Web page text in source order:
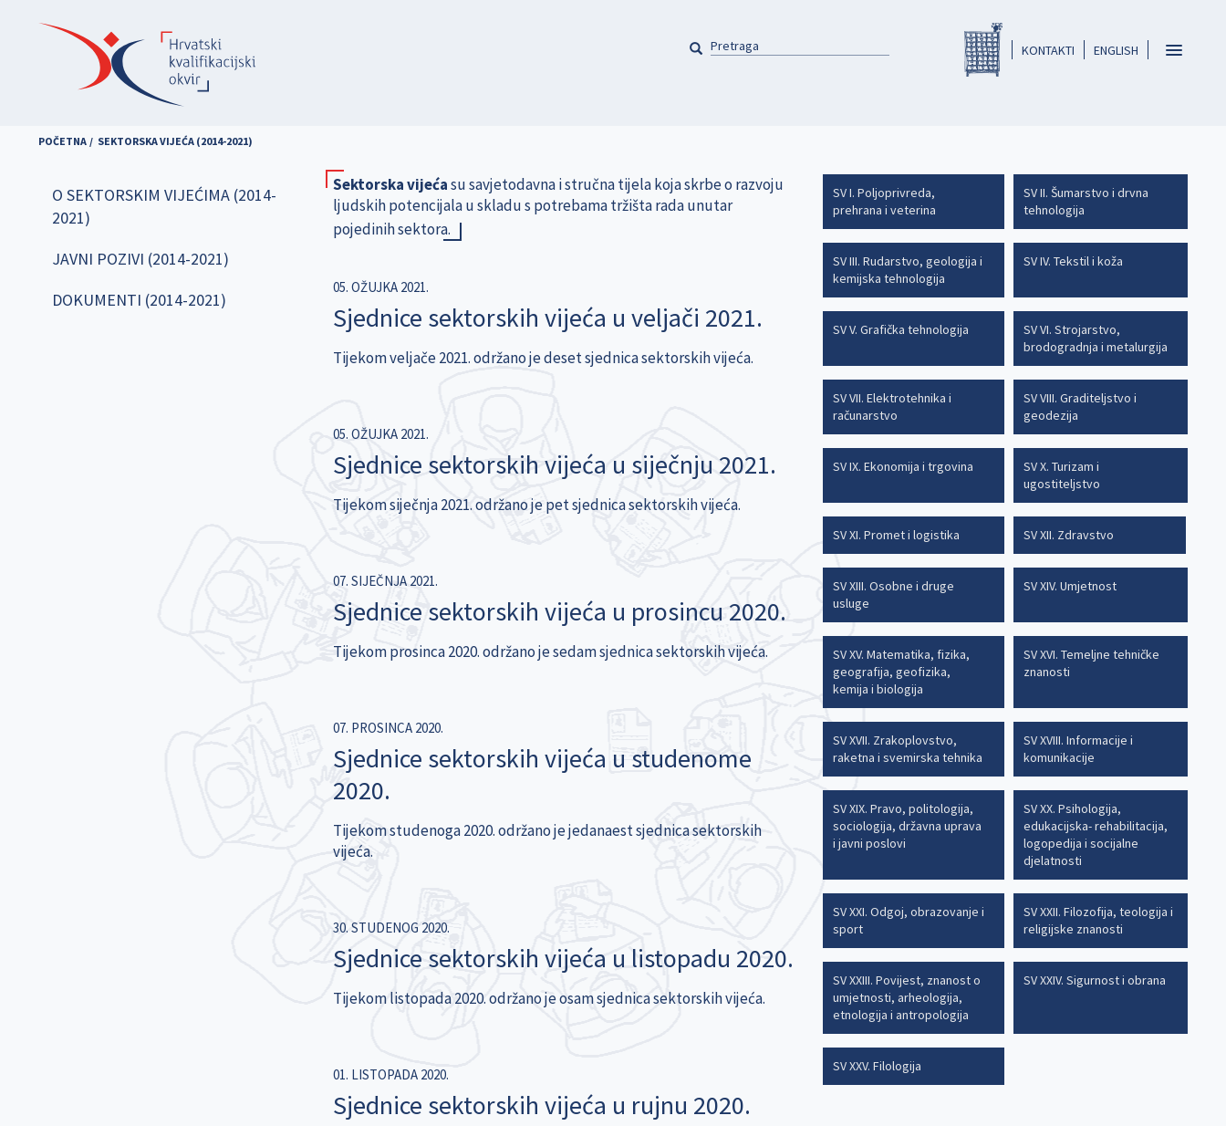
ENGLISH
headerKONTAKTI
PRETRAGA
Toggle
POČETNA SEKTORSKA VIJEĆA (2014-2021)
O SEKTORSKIM VIJEĆIMA (2014-
2021)
JAVNI POZIVI (2014-2021)
DOKUMENTI (2014-2021)
Sektorska vijećasu savjetodavna i stručna tijela koja skrbe o razvoju
ljudskih potencijala u skladu s potrebama tržišta rada unutar
pojedinih sektora.
05. OŽUJKA 2021.
Sjednice sektorskih vijeća u veljači 2021.
Tijekom veljače 2021. održano je deset sjednica sektorskih vijeća.
05. OŽUJKA 2021.
Sjednice sektorskih vijeća u siječnju 2021.
Tijekom siječnja 2021. održano je pet sjednica sektorskih vijeća.
07. SIJEČNJA 2021.
Sjednice sektorskih vijeća u prosincu 2020.
Tijekom prosinca 2020. održano je sedam sjednica sektorskih vijeća.
07. PROSINCA 2020.
Sjednice sektorskih vijeća u studenome
2020.
Tijekom studenoga 2020. održano je jedanaest sjednica sektorskih
vijeća.
30. STUDENOG 2020.
Sjednice sektorskih vijeća u listopadu 2020.
Tijekom listopada 2020. održano je osam sjednica sektorskih vijeća.
01. LISTOPADA 2020.
Sjednice sektorskih vijeća u rujnu 2020.
SV I. Poljoprivreda,
prehrana i veterina
SV II. Šumarstvo i drvna
tehnologija
SV III. Rudarstvo, geologija i
kemijska tehnologija
SV IV. Tekstil i koža
SV V. Grafička tehnologija
SV VI. Strojarstvo,
brodogradnja i metalurgija
SV VII. Elektrotehnika i
računarstvo
SV VIII. Graditeljstvo i
geodezija
SV IX. Ekonomija i trgovina
SV X. Turizam i
ugostiteljstvo
SV XI. Promet i logistika SV XII. Zdravstvo
SV XIII. Osobne i druge
usluge
SV XIV. Umjetnost
SV XV. Matematika, fizika,
geografija, geofizika,
kemija i biologija
SV XVI. Temeljne tehničke
znanosti
SV XVII. Zrakoplovstvo,
raketna i svemirska tehnika
SV XVIII. Informacije i
komunikacije
SV XIX. Pravo, politologija,
sociologija, državna uprava
i javni poslovi
SV XX. Psihologija,
edukacijska- rehabilitacija,
logopedija i socijalne
djelatnosti
SV XXI. Odgoj, obrazovanje i
sport
SV XXII. Filozofija, teologija i
religijske znanosti
SV XXIII. Povijest, znanost o
umjetnosti, arheologija,
etnologija i antropologija
SV XXIV. Sigurnost i obrana
SV XXV. Filologija